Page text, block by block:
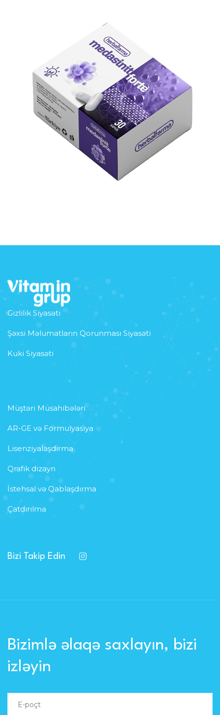
Gizlilik Siyasəti
Şəxsi Məlumatların Qorunması Siyasəti
Kuki Siyasəti
Müştəri Müsahibələri
AR-GE və Formulyasiya
Lisenziyalaşdırma
Qrafik dizayn
İstehsal və Qablaşdırma
Çatdırılma
Bizi Takip Edin
Bizimlə əlaqə saxlayın, bizi
izləyin